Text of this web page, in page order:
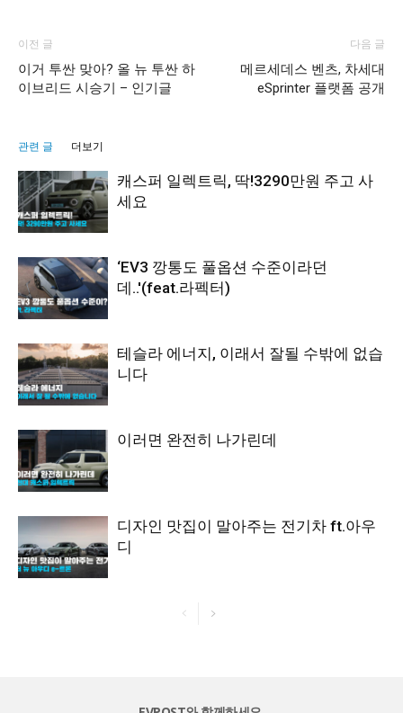
이전 글
이거 투싼 맞아? 올 뉴 투싼 하
이브리드 시승기 – 인기글
다음 글
메르세데스 벤츠, 차세대
eSprinter 플랫폼 공개
관련 글 더보기
캐스퍼 일렉트릭, 딱!3290만원 주고 사
세요
‘EV3 깡통도 풀옵션 수준이라던
데..'(feat.라펙터)
테슬라 에너지, 이래서 잘될 수밖에 없습
니다
이러면 완전히 나가린데
디자인 맛집이 말아주는 전기차 ft.아우
디